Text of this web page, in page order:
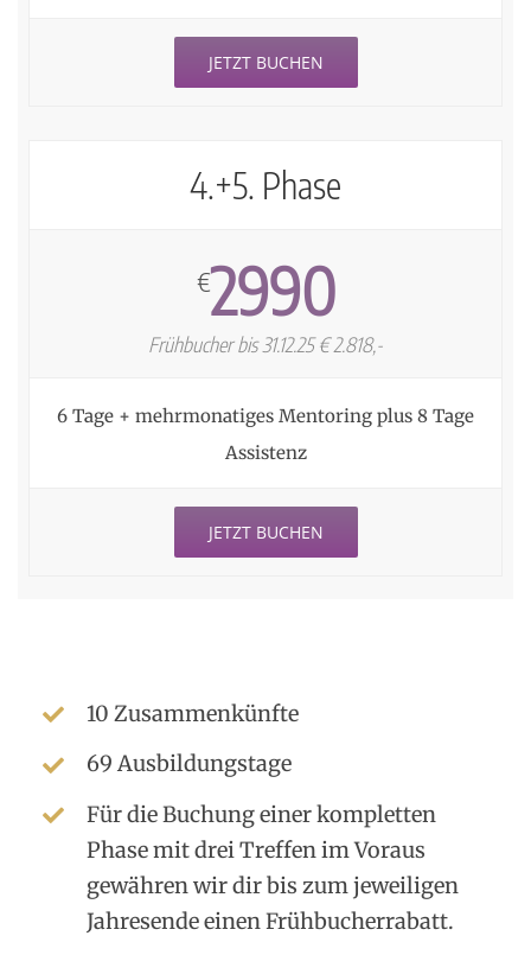
JETZT BUCHEN
4.+5. Phase
€2990
Frühbucher bis 31.12.25 € 2.818,-
6 Tage + mehrmonatiges Mentoring plus 8 Tage
Assistenz
JETZT BUCHEN
10 Zusammenkünfte
69 Ausbildungstage
Für die Buchung einer kompletten
Phase mit drei Treffen im Voraus
gewähren wir dir bis zum jeweiligen
Jahresende einen Frühbucherrabatt.